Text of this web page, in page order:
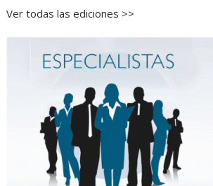
Ver todas las ediciones >>